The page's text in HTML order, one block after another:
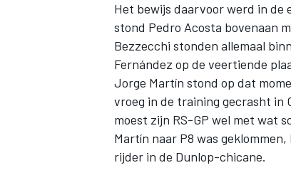
Het bewijs daarvoor werd in
stond Pedro Acosta bovenaan
Bezzecchi stonden allemaal
Fernández op de veertiende
Jorge Martín stond op dat
vroeg in de training gecrasht in
moest zijn RS-GP wel met wat
Martín naar P8 was geklommen,
rijder in de Dunlop-chicane.